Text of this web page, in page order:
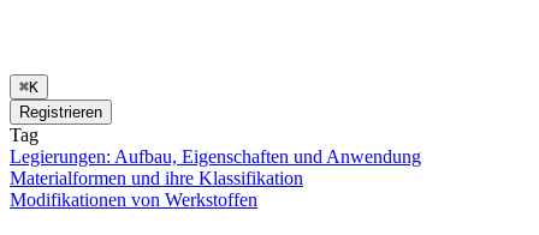
⌘K
Registrieren
Tag
Legierungen: Aufbau, Eigenschaften und Anwendung
Materialformen und ihre Klassifikation
Modifikationen von Werkstoffen